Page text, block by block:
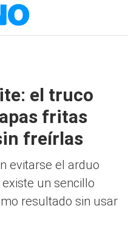
el truco
fritas
freírlas
evitarse el arduo
un sencillo
resultado sin usar